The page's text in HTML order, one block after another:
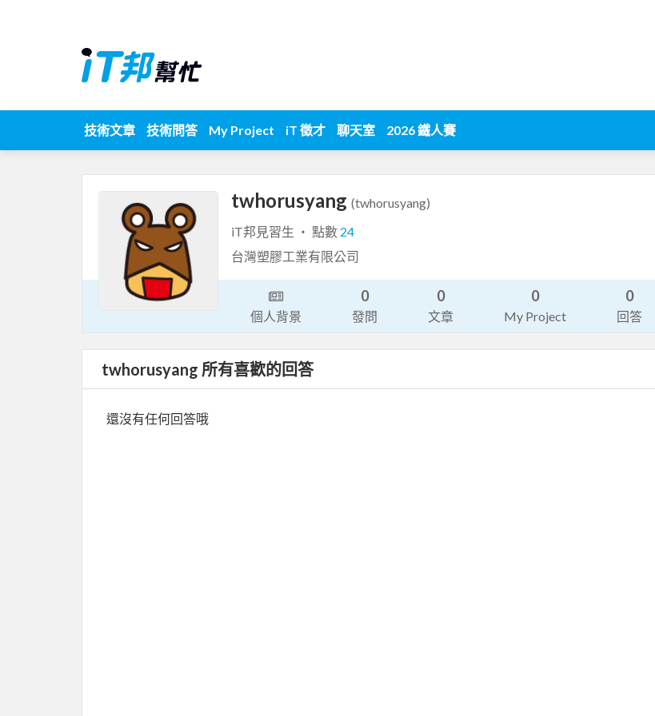
技術文章 技術問答 My Project iT 徵才 聊天室 2026 鐵人賽
twhorusyang (twhorusyang)
iT邦見習生 ‧ 點數 24
台灣塑膠工業有限公司
個人背景
0
發問
0
文章
0
My Project
0
回答
twhorusyang 所有喜歡的回答
還沒有任何回答哦